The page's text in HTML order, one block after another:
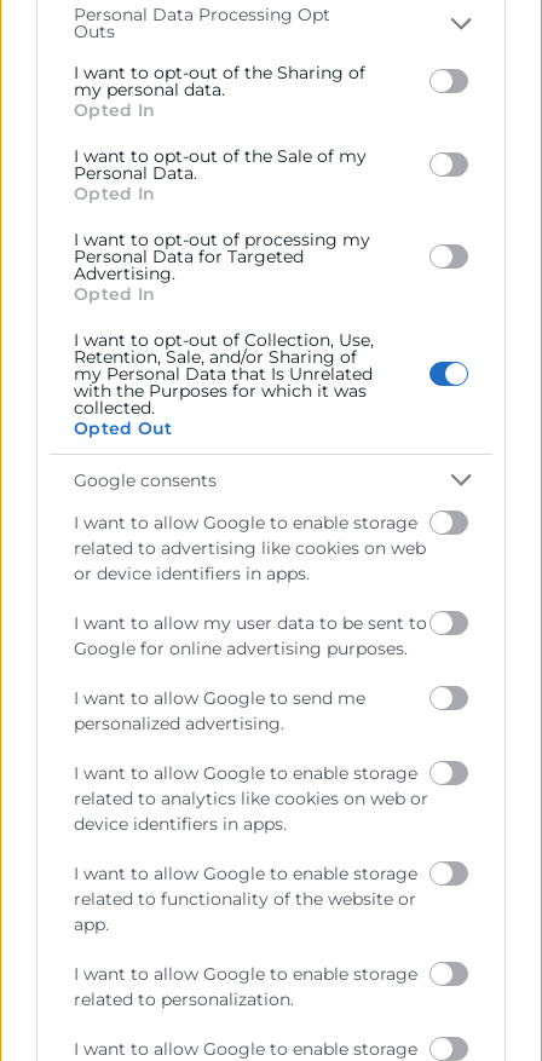
Please note that this website/app uses one or more
Google services and may gather and store information
including but not limited to your visit or usage
behaviour. You may click to grant or deny consent to
below specified purposes in below Google consent
section.
Personal Data Processing Opt
Outs
I want to opt-out of the Sharing of
my personal data.
Opted In
I want to opt-out of the Sale of my
Personal Data.
Opted In
I want to opt-out of processing my
Personal Data for Targeted
Advertising.
Opted In
I want to opt-out of Collection, Use,
Retention, Sale, and/or Sharing of
my Personal Data that Is Unrelated
with the Purposes for which it was
collected.
Opted Out
Google consents
I want to allow Google to enable storage
related to advertising like cookies on web
or device identifiers in apps.
I want to allow my user data to be sent to
Google for online advertising purposes.
I want to allow Google to send me
personalized advertising.
I want to allow Google to enable storage
related to analytics like cookies on web or
device identifiers in apps.
I want to allow Google to enable storage
related to functionality of the website or
app.
I want to allow Google to enable storage
related to personalization.
I want to allow Google to enable storage
webinar
Explicación del contexto: ¿Por qué es clave la
optimización de las compras para mejorar la
rentabilidad empresarial?
La relación entre compras y rentabilidad
Entender el concepto de la rentabilidad.
Las compras en la cuenta de resultados.
Impacto de la mejora de las compras en la
cuenta de resultados y en la rentabilidad de la
09:55
Principales palancas para optimizar las compras
Selección y evaluación de proveedores: cómo
obtener mejores condiciones de precio y
calidad.
Control de inventarios: minimizar costos
asociados a excedentes o faltantes.
Negociación efectiva: tácticas y técnicas para
Uso de tecnología para automatizar procesos
y obtener visibilidad en tiempo real.
10:05
Implementación práctica
10:15
Preguntas y Respuestas
Contacto
961366080
cmontesinos@camaravalencia.com